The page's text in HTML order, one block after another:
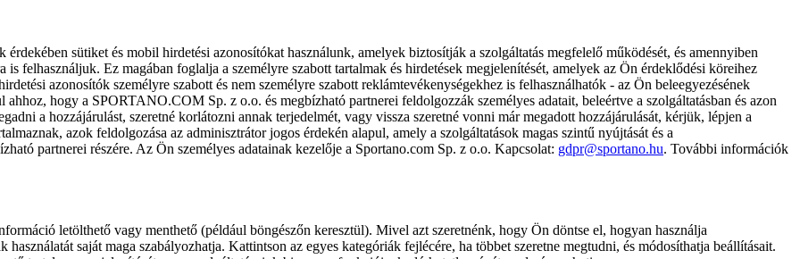
sütiket és mobil hirdetési azonosítókat használunk, amelyek biztosítják a szolgáltatás megfelelő működését, és amennyiben
is felhasználjuk. Ez magában foglalja a személyre szabott tartalmak és hirdetések megjelenítését, amelyek az Ön érdeklődési köreihez
azonosítók személyre szabott és nem személyre szabott reklámtevékenységekhez is felhasználhatók - az Ön beleegyezésének
hogy a SPORTANO.COM Sp. z o.o. és megbízható partnerei feldolgozzák személyes adatait, beleértve a szolgáltatásban és azon
a hozzájárulást, szeretné korlátozni annak terjedelmét, vagy vissza szeretné vonni már megadott hozzájárulását, kérjük, lépjen a
azok feldolgozása az adminisztrátor jogos érdekén alapul, amely a szolgáltatások magas szintű nyújtását és a
partnerei részére. Az Ön személyes adatainak kezelője a Sportano.com Sp. z o.o. Kapcsolat: gdpr@sportano.hu. További információk
letölthető vagy menthető (például böngészőn keresztül). Mivel azt szeretnénk, hogy Ön döntse el, hogyan használja
saját maga szabályozhatja. Kattintson az egyes kategóriák fejlécére, ha többet szeretne megtudni, és módosíthatja beállításait.